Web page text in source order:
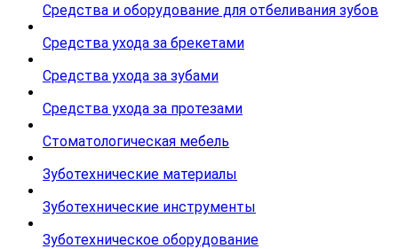
Средства и оборудование для отбеливания зубов
Средства ухода за брекетами
Средства ухода за зубами
Средства ухода за протезами
Стоматологическая мебель
Зуботехнические материалы
Зуботехнические инструменты
Зуботехническое оборудование